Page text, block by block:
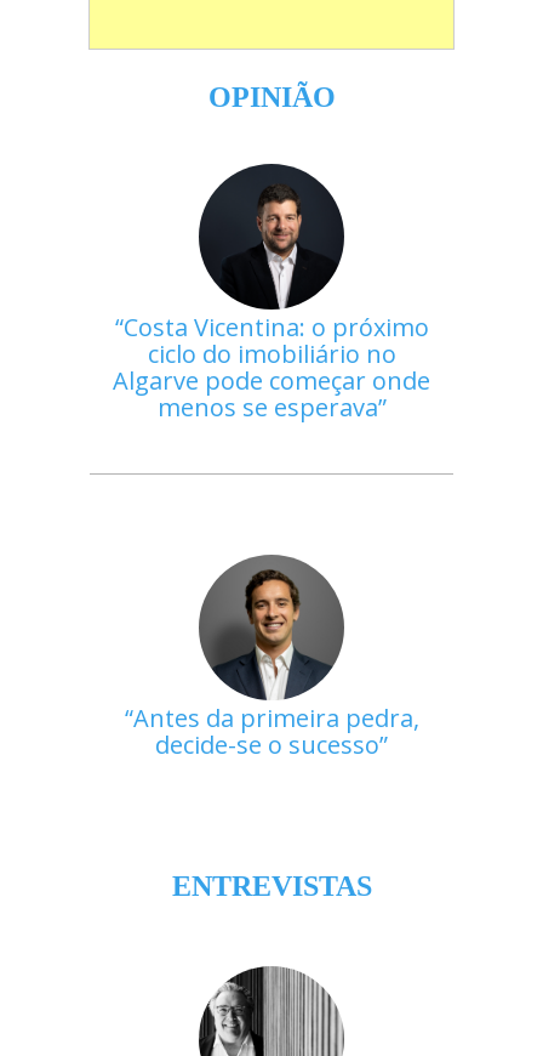
OPINIÃO
Costa Vicentina: o próximo
ciclo do imobiliário no
Algarve pode começar onde
menos se esperava
Antes da primeira pedra,
decide-se o sucesso
ENTREVISTAS